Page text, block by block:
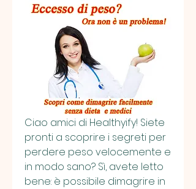
Ciao amici di Healthyify! Siete
pronti a scoprire i segreti per
perdere peso velocemente e
in modo sano? Sì, avete letto
bene: è possibile dimagrire in